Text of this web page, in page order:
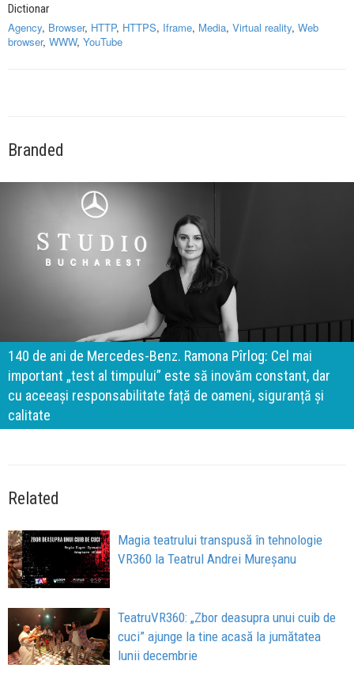
Dictionar
Agency, Browser, HTTP, HTTPS, Iframe, Media, Virtual reality, Web
browser, WWW, YouTube
Branded
140 de ani de Mercedes-Benz. Ramona Pîrlog: Cel mai
important „test al timpului” este să inovăm constant, dar
cu aceeași responsabilitate față de oameni, siguranță și
calitate
Related
Magia teatrului transpusă în tehnologie
VR360 la Teatrul Andrei Mureșanu
TeatruVR360: „Zbor deasupra unui cuib de
cuci” ajunge la tine acasă la jumătatea
lunii decembrie